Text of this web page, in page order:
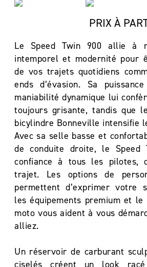
PRIX À
Le Speed Twin 900 allie à
intemporel et modernité pour
de vos trajets quotidiens
ends d’évasion. Sa
maniabilité dynamique lui
toujours grisante, tandis que
bicylindre Bonneville intensifie
Avec sa selle basse et
de conduite droite, le Speed
confiance à tous les pilotes,
trajet. Les options de
permettent d’exprimer votre
les équipements premium et
moto vous aident à vous
alliez.
Un réservoir de carburant
ciselés créent un look